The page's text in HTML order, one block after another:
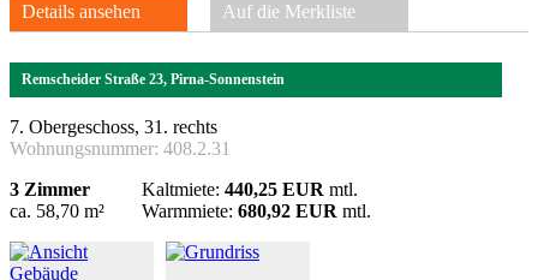
Details ansehen Auf die Merkliste
Remscheider Straße 23, Pirna-Sonnenstein
7. Obergeschoss, 31. rechts
Wohnungsnummer: 408.2.31
3 Zimmer
ca. 58,70 m²
Kaltmiete: 440,25 EUR mtl.
Warmmiete: 680,92 EUR mtl.